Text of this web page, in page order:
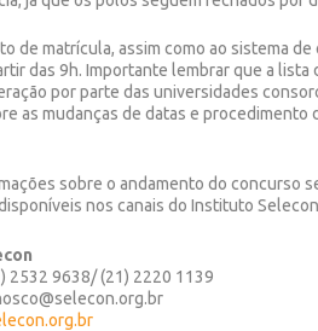
de matrícula, assim como ao sistema
das 9h. Importante lembrar que a
por parte das universidades
as mudanças de datas e procedimento
sobre o andamento do concurso
nos canais do Instituto
2532 9638/ (21) 2220 1139